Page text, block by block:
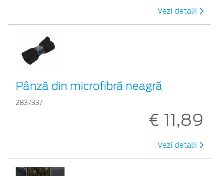
Vezi detalii
Pânză din microfibră neagră
2837337
€ 11,89
Vezi detalii